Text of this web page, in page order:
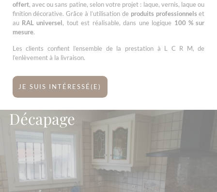
offert, avec ou sans patine, selon votre projet : laque, vernis, laque ou
finition décorative. Grâce à l’utilisation de produits professionnels et
au RAL universel, tout est réalisable, dans une logique 100 % sur
mesure.
Les clients confient l’ensemble de la prestation à L C R M, de
l’enlèvement à la livraison.
JE SUIS INTÉRESSÉ(E)
Décapage